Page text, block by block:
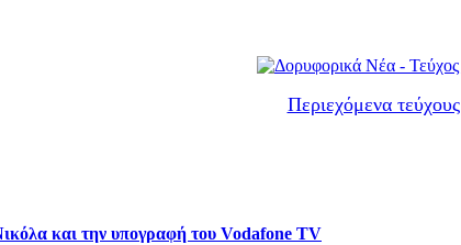
Περιεχόμενα τεύχους
και την υπογραφή του Vodafone TV